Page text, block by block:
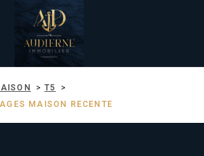
T5
MAISON RECENTE